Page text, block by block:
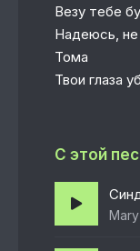
Везу тебе
Надеюсь,
Тома
Твои глаза
С этой